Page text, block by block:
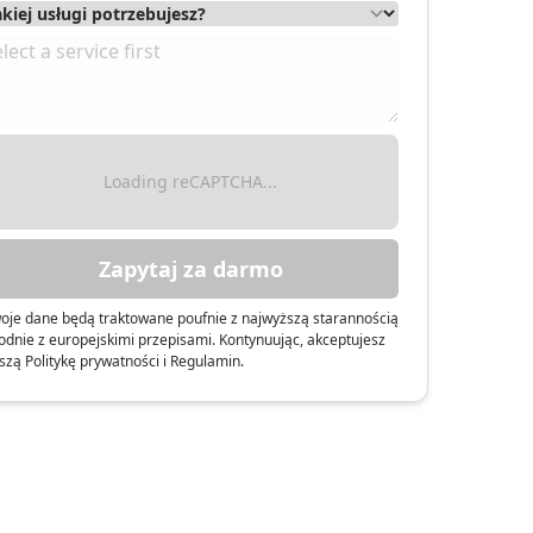
Loading reCAPTCHA...
Zapytaj za darmo
dane będą traktowane poufnie z najwyższą starannością
z europejskimi przepisami. Kontynuując, akceptujesz
Politykę prywatności i Regulamin.